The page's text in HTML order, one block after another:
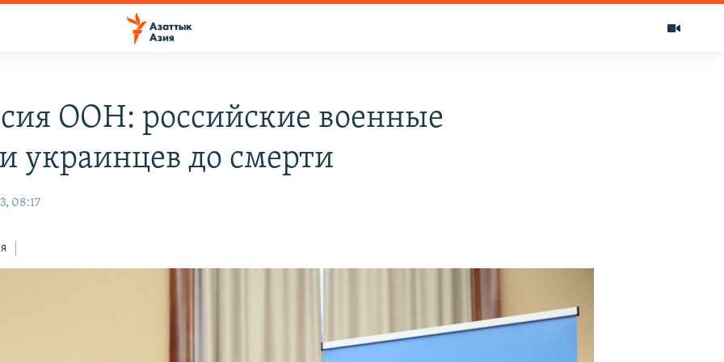
ООН: российские военные
украинцев до смерти
08:17